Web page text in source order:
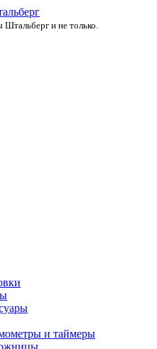
Штальберг и не только.
и таймеры